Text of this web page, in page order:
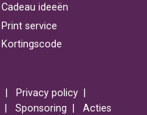
Cadeau ideeën
Print service
Kortingscode
Privacy policy
Sponsoring Acties